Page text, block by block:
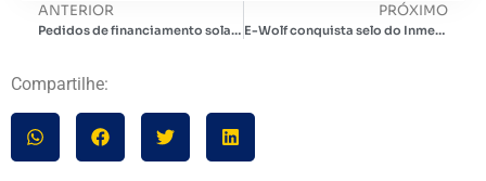
ANTERIOR
Pedidos de financiamento solar junto ao Santander aumentaram 103% no Sudeste em 2024
PRÓXIMO
E-Wolf conquista selo do Inmetro para seus carregadores de veículos elétricos
Compartilhe: